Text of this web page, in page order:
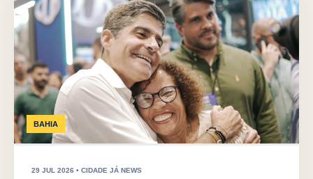
BAHIA
29 JUL 2026 • CIDADE JÁ NEWS